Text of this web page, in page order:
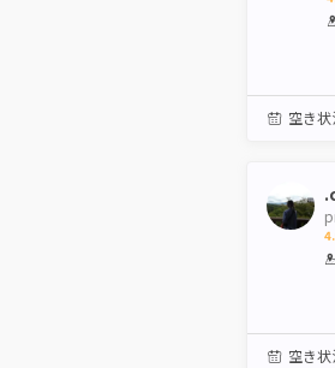
空き状
空き状